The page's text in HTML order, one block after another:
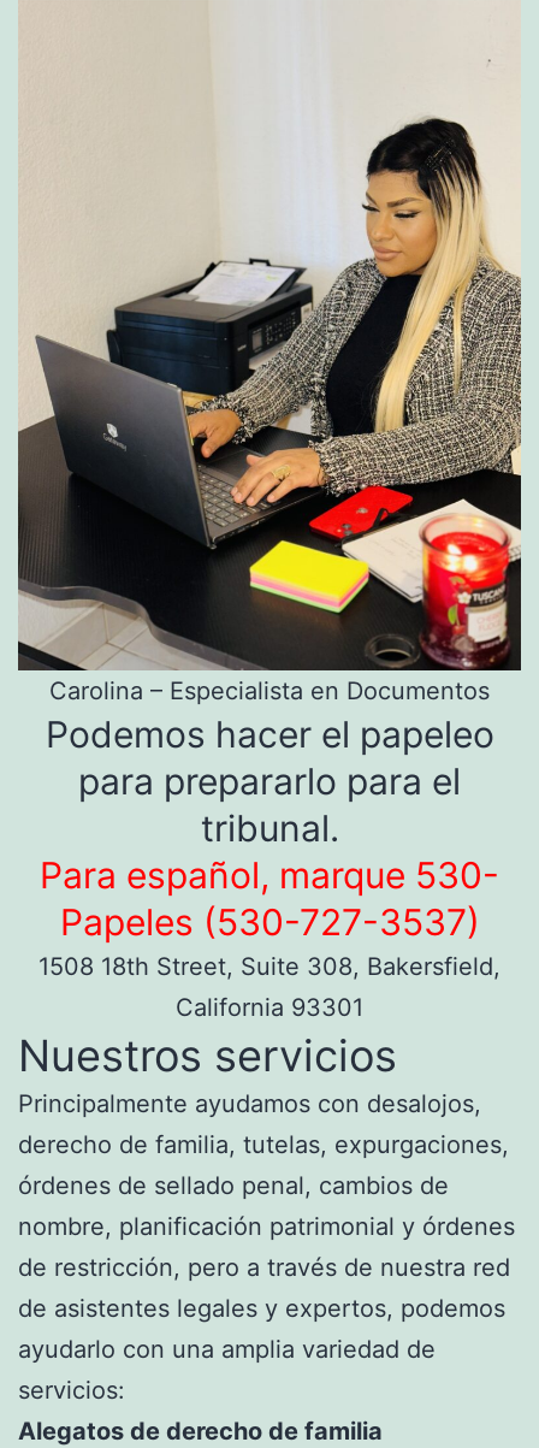
Carolina – Especialista en Documentos
Podemos hacer el papeleo
para prepararlo para el
tribunal.
Para español, marque 530-
Papeles (530-727-3537)
1508 18th Street, Suite 308, Bakersfield,
California 93301
Nuestros servicios
Principalmente ayudamos con desalojos,
derecho de familia, tutelas, expurgaciones,
órdenes de sellado penal, cambios de
nombre, planificación patrimonial y órdenes
de restricción, pero a través de nuestra red
de asistentes legales y expertos, podemos
ayudarlo con una amplia variedad de
servicios:
Alegatos de derecho de familia